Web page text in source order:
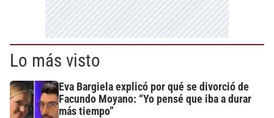
Lo más visto
Eva Bargiela explicó por qué se divorció de
Facundo Moyano: “Yo pensé que iba a durar
más tiempo”